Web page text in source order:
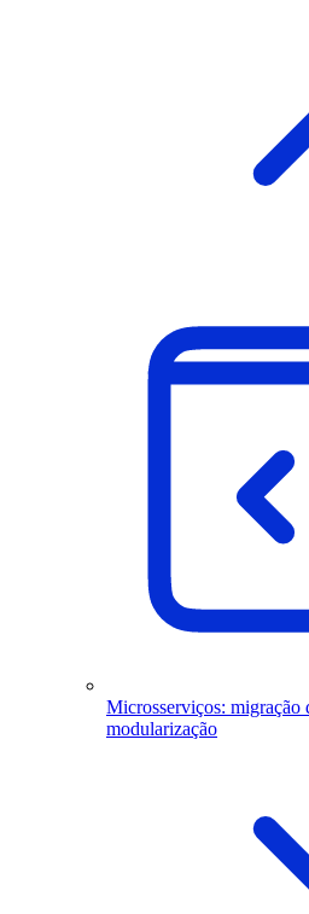
Microsserviços: migração
modularização